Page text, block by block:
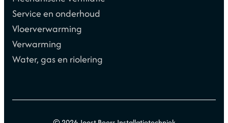
Service en onderhoud
Vloerverwarming
Verwarming
Water, gas en riolering